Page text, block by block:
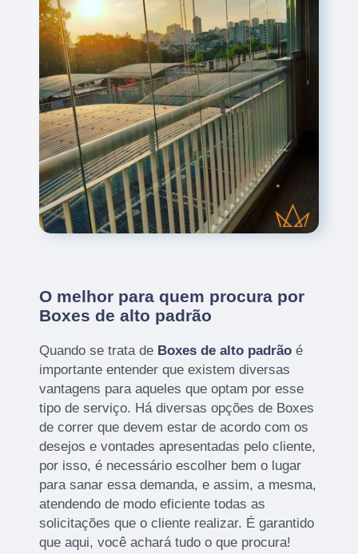
O melhor para quem procura por
Boxes de alto padrão
Quando se trata de Boxes de alto padrão é
importante entender que existem diversas
vantagens para aqueles que optam por esse
tipo de serviço. Há diversas opções de Boxes
de correr que devem estar de acordo com os
desejos e vontades apresentadas pelo cliente,
por isso, é necessário escolher bem o lugar
para sanar essa demanda, e assim, a mesma,
atendendo de modo eficiente todas as
solicitações que o cliente realizar. É garantido
que aqui, você achará tudo o que procura!